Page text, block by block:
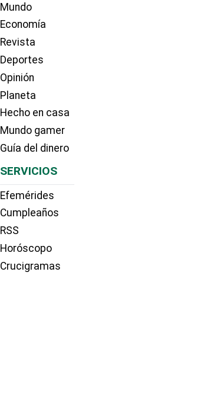
Mundo
Economía
Revista
Deportes
Opinión
Planeta
Hecho en casa
Mundo gamer
Guía del dinero
SERVICIOS
Efemérides
Cumpleaños
RSS
Horóscopo
Crucigramas